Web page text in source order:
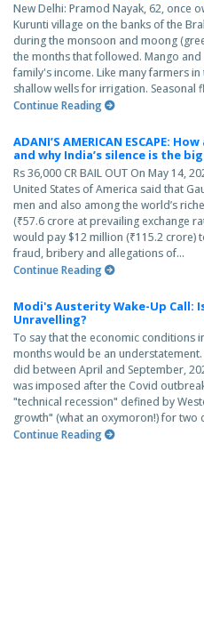
New Delhi: Pramod Nayak, 62, once
Kurunti village on the banks of the
during the monsoon and moong
the months that followed. Mango
family's income. Like many farmers
shallow wells for irrigation. Seasonal
Continue Reading
ADANI’S AMERICAN ESCAPE:
and why India’s silence is the
Rs 36,000 CR BAIL OUT On May 14,
United States of America said that
men and also among the world’s
(₹57.6 crore at prevailing exchange
would pay $12 million (₹115.2 crore)
fraud, bribery and allegations of...
Continue Reading
Modi's Austerity Wake-Up Call:
Unravelling?
To say that the economic conditions
months would be an
did between April and September,
was imposed after the Covid
"technical recession" defined by
growth" (what an oxymoron!) for two
Continue Reading